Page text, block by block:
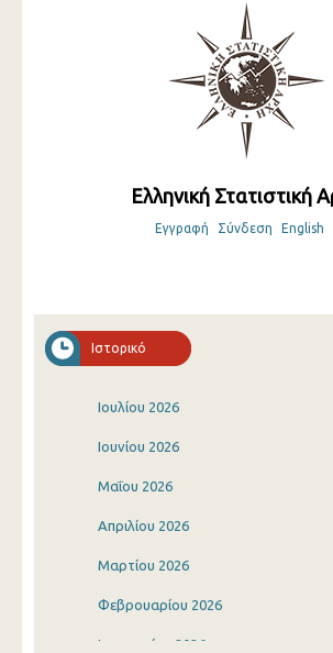
Ελληνική Στατιστική
Εγγραφή Σύνδεση English
Ιστορικό
Ιουλίου 2026
Ιουνίου 2026
Μαΐου 2026
Απριλίου 2026
Μαρτίου 2026
Φεβρουαρίου 2026
Ιανουαρίου 2026